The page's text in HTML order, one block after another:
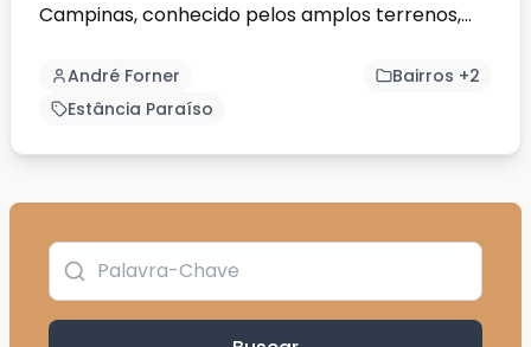
Campinas, conhecido pelos amplos terrenos,
André Forner
Bairros +2
Estância Paraíso